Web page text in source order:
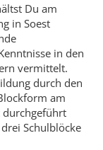
Du am
in Soest
in den
vermittelt.
durch den
am
durchgeführt
Schulblöcke